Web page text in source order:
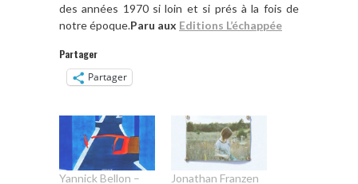
des années 1970 si loin et si prés à la fois de
notre époque.Paru aux Editions L’échappée
Partager
Partager
Yannick Bellon –
Jonathan Franzen